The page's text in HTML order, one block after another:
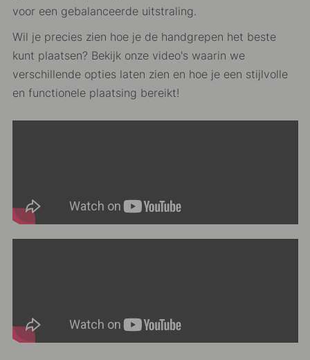
voor een gebalanceerde uitstraling.
Wil je precies zien hoe je de handgrepen het beste
kunt plaatsen? Bekijk onze video's waarin we
verschillende opties laten zien en hoe je een stijlvolle
en functionele plaatsing bereikt!